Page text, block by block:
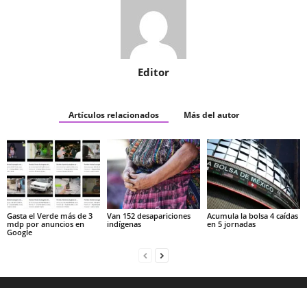
Editor
Artículos relacionados Más del autor
Gasta el Verde más de 3
mdp por anuncios en
Google
Van 152 desapariciones
indígenas
Acumula la bolsa 4 caídas
en 5 jornadas